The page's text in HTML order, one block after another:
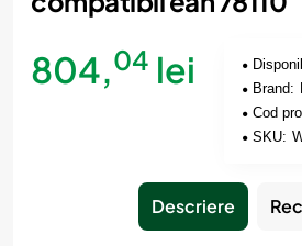
804,04 lei
Brand:
Cod
SKU:
Descriere